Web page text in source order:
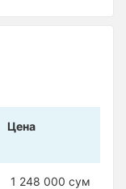
Цена
1 248 000 сум